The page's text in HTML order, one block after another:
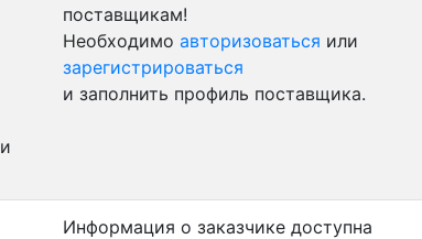
и
поставщикам!
Необходимо авторизоваться или
зарегистрироваться
и заполнить профиль поставщика.
Информация о заказчике доступна